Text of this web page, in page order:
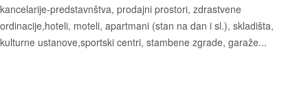
kancelarije-predstavnštva, prodajni prostori, zdrastvene
ordinacije,hoteli, moteli, apartmani (stan na dan i sl.), skladišta,
kulturne ustanove,sportski centri, stambene zgrade, garaže...